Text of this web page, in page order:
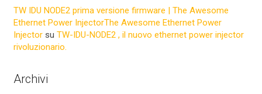
TW IDU NODE2 prima versione firmware | The Awesome
Ethernet Power InjectorThe Awesome Ethernet Power
Injectorsu TW-IDU-NODE2 , il nuovo ethernet power injector
rivoluzionario.
Archivi